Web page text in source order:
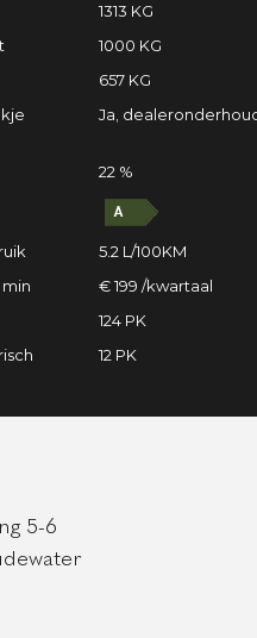
1313 KG
1000 KG
657 KG
Ja,
22 %
5.2 L/100KM
€ 199 /kwartaal
124 PK
12 PK
5-6